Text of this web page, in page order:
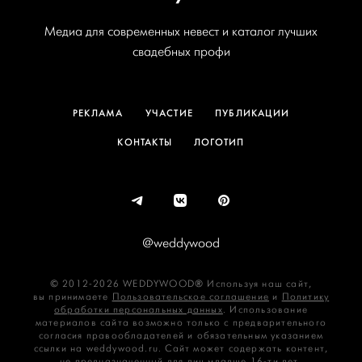
Медиа для современных невест и каталог лучших
свадебных профи
РЕКЛАМА УЧАСТИЕ ПУБЛИКАЦИИ
КОНТАКТЫ ЛОГОТИП
@weddywood
© 2012-2026 WEDDYWOOD® Используя наш сайт,
вы принимаете Пользовательское соглашение и
Политику
обработки персональных данных. Использование
материалов сайта возможно только с предварительного
согласия правообладателей и обязательным указанием
ссылки на weddywood.ru. Сайт может содержать контент,